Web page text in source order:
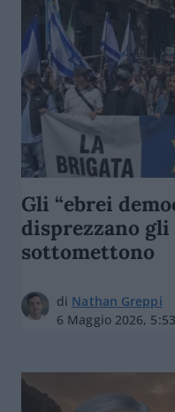
Gli “ebrei
disprezzano
sottomettono
di Nathan Greppi
6 Maggio 2026, 5:53